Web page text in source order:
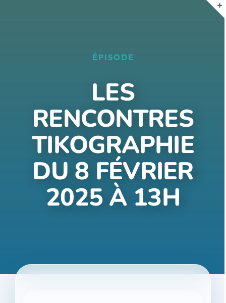
ÉPISODE
LES
RENCONTRES
TIKOGRAPHIE
DU 8 FÉVRIER
2025 À 13H